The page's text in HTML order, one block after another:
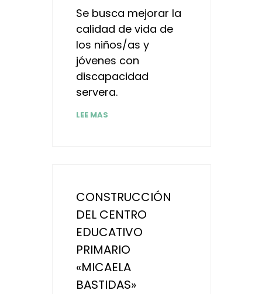
Se busca mejorar la
calidad de vida de
los niños/as y
jóvenes con
discapacidad
servera.
LEE MAS
CONSTRUCCIÓN
DEL CENTRO
EDUCATIVO
PRIMARIO
«MICAELA
BASTIDAS»